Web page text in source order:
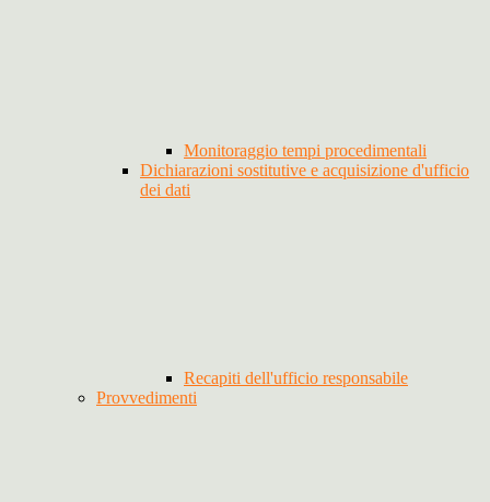
Monitoraggio tempi procedimentali
Dichiarazioni sostitutive e acquisizione d'ufficio
dei dati
Recapiti dell'ufficio responsabile
Provvedimenti